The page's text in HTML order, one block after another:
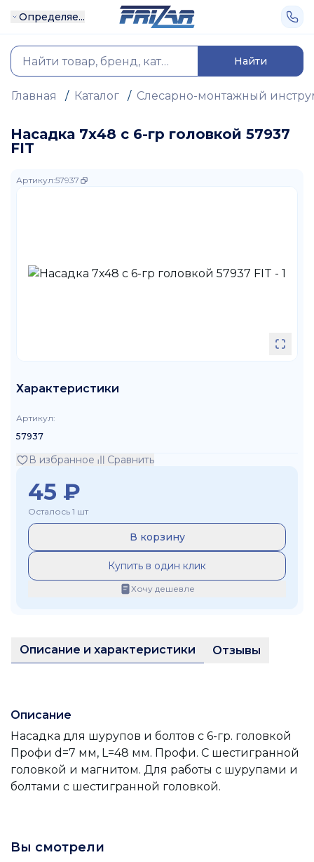
Определяе...
Найти
Главная / Каталог / Слесарно-монтажный
Насадка 7х48 с 6-гр головкой 57937
FIT
Артикул:57937
Характеристики
Артикул:
57937
В избранное Сравнить
45 ₽
Осталось 1 шт
В корзину
Купить в один клик
Хочу дешевле
Описание и характеристики Отзывы
Описание
Насадка для шурупов и болтов с 6-гр. головкой
Профи d=7 мм, L=48 мм. Профи. С шестигранной
головкой и магнитом. Для работы с шурупами и
болтами с шестигранной головкой.
Вы смотрели